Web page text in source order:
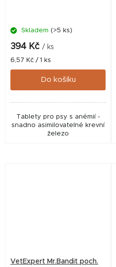
Skladem (>5 ks)
394 Kč / ks
Měrná
cena:
6,57 Kč / 1 ks
Do košíku
Tablety pro psy s anémií -
snadno asimilovatelné krevní
železo
VetExpert Mr.Bandit poch.